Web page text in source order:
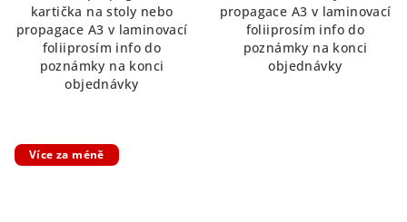
kartička na stoly nebo
propagace A3 v laminovací
foliiprosím info do
poznámky na konci
objednávky
propagace A3 v laminovací
foliiprosím info do
poznámky na konci
objednávky
Více za méně